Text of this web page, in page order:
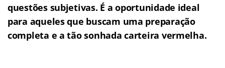
questões subjetivas. É a oportunidade ideal
para aqueles que buscam uma preparação
completa e a tão sonhada carteira vermelha.